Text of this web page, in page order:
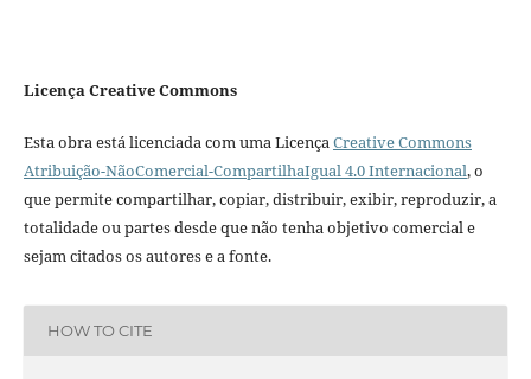
Licença Creative Commons
Esta obra está licenciada com uma LicençaCreative Commons
Atribuição-NãoComercial-CompartilhaIgual 4.0 Internacional, o
que permite compartilhar, copiar, distribuir, exibir, reproduzir, a
totalidade ou partes desde que não tenha objetivo comercial e
sejam citados os autores e a fonte.
HOW TO CITE